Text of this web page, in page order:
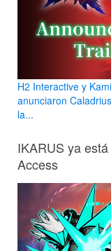
H2 Interactive y
anunciaron
la...
IKARUS ya
Access